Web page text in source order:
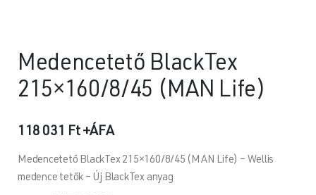
Medencetető BlackTex
215×160/8/45 (MAN Life)
118 031 Ft+ÁFA
Medencetető BlackTex 215×160/8/45 (MAN Life) – Wellis
medence tetők – Új BlackTex anyag